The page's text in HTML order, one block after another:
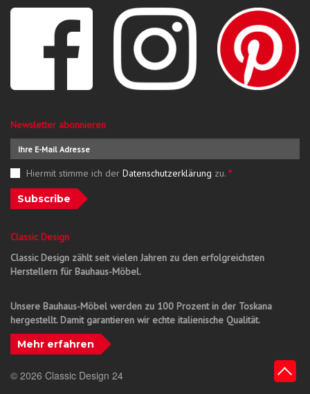
Newsletter abonnieren
Hiermit stimme ich der Datenschutzerklärung zu. *
Subscribe
Classic Design
Classic Design zählt seit vielen Jahren zu den erfolgreichsten
Herstellern für Bauhaus-Möbel.
Unsere Bauhaus-Möbel werden zu 100 Prozent in der Toskana
hergestellt. Damit garantieren wir echte italienische Qualität.
Mehr erfahren
© 2026 Classic Design 24